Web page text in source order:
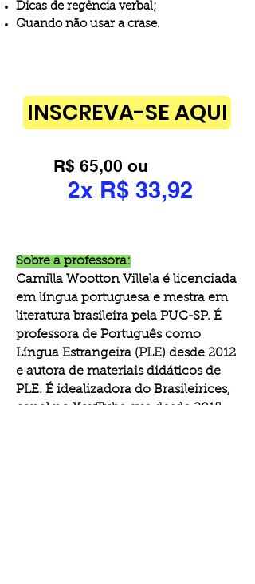
Dicas de regência verbal;
Quando não usar a crase.
INSCREVA-SE AQUI
R$ 65,00 ou
2x R$ 33,92
Sobre a professora:
Camilla Wootton Villela é licenciada
em língua portuguesa e mestra em
literatura brasileira pela PUC-SP. É
professora de Português como
Língua Estrangeira (PLE) desde 2012
e autora de materiais didáticos de
PLE. É idealizadora do Brasileirices,
canal no YouTube que desde 2015